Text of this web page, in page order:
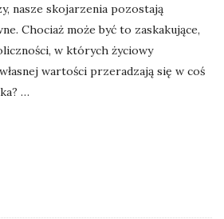
nasze skojarzenia pozostają
Chociaż może być to zaskakujące,
w których życiowy
wartości przeradzają się w coś
…